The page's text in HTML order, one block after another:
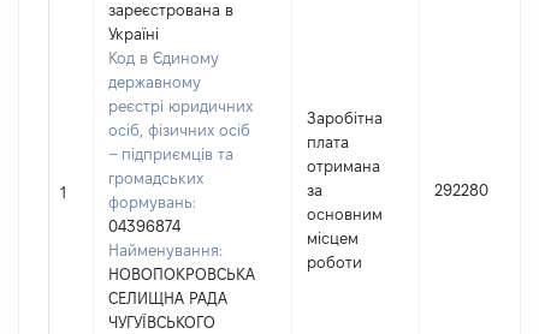
1
зареєстрована в
Україні
Код в Єдиному
державному
реєстрі юридичних
осіб, фізичних осіб
– підприємців та
громадських
формувань:
04396874
Найменування:
НОВОПОКРОВСЬКА
СЕЛИЩНА РАДА
ЧУГУЇВСЬКОГО
Заробітна
плата
отримана
за
основним
місцем
роботи
292280